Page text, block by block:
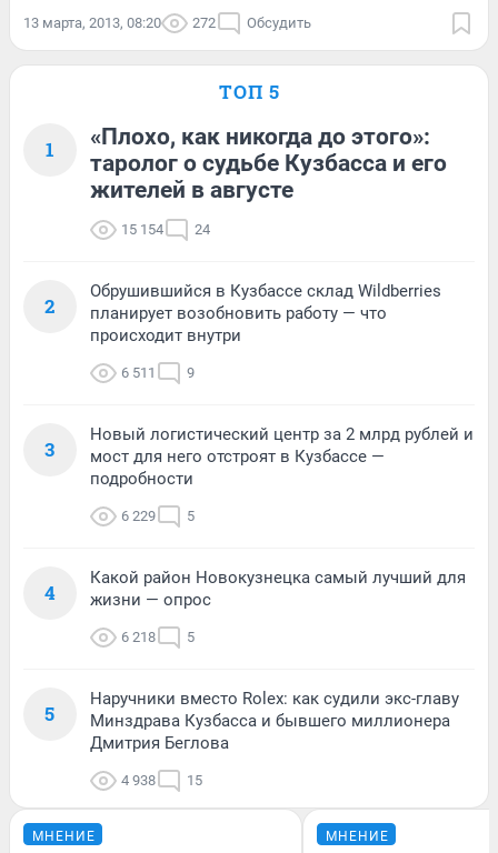
13 марта, 2013, 08:20 272 Обсудить
ТОП 5
1
«Плохо, как никогда до этого»:
таролог о судьбе Кузбасса и его
жителей в августе
15 154 24
2
Обрушившийся в Кузбассе склад Wildberries
планирует возобновить работу — что
происходит внутри
6 511 9
3
Новый логистический центр за 2 млрд рублей и
мост для него отстроят в Кузбассе —
подробности
6 229 5
4
Какой район Новокузнецка самый лучший для
жизни — опрос
6 218 5
5
Наручники вместо Rolex: как судили экс-главу
Минздрава Кузбасса и бывшего миллионера
Дмитрия Беглова
4 938 15
МНЕНИЕ МНЕНИЕ